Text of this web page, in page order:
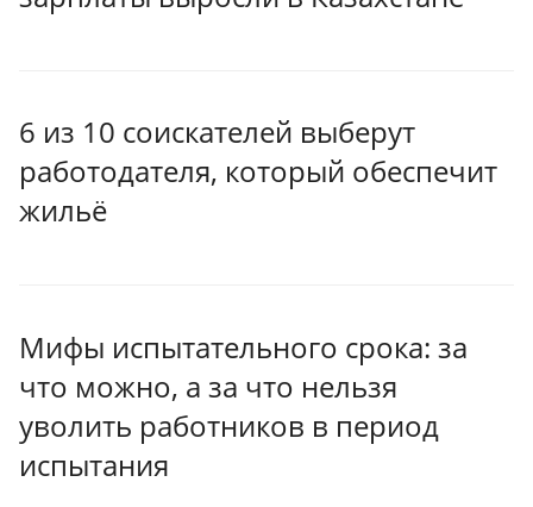
6 из 10 соискателей выберут
работодателя, который обеспечит
жильё
Мифы испытательного срока: за
что можно, а за что нельзя
уволить работников в период
испытания